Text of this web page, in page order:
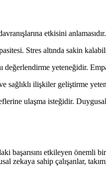
etkisini
Stres altında sakin
değerlendirme yeteneğidir.
sağlıklı ilişkiler geliştirme
ulaşma isteğidir.
başarısını etkileyen
zekaya sahip çalışanlar,